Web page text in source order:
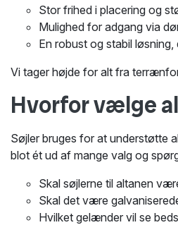
Stor frihed i placering og
Mulighed for adgang via
En robust og stabil
Vi tager højde for alt fra
Hvorfor vælge
Søjler bruges for at understøtte
blot ét ud af mange valg og
Skal søjlerne til altanen
Skal det være
Hvilket gelænder vil se